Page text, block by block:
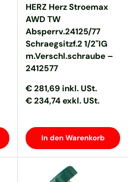
HERZ Herz Stroemax
AWD TW
Absperrv.24125/77
Schraegsitzf.2 1/2"IG
m.Verschl.schraube –
2412577
Normaler Preis
Normaler Preis
€ 281,69 inkl. USt.
€ 234,74 exkl. USt.
In den Warenkorb